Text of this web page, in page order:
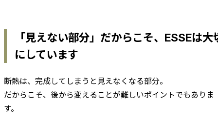
「見えない部分」だからこそ、ESSEは大
にしています
断熱は、完成してしまうと見えなくなる部分。
だからこそ、後から変えることが難しいポイントでもありま
す。